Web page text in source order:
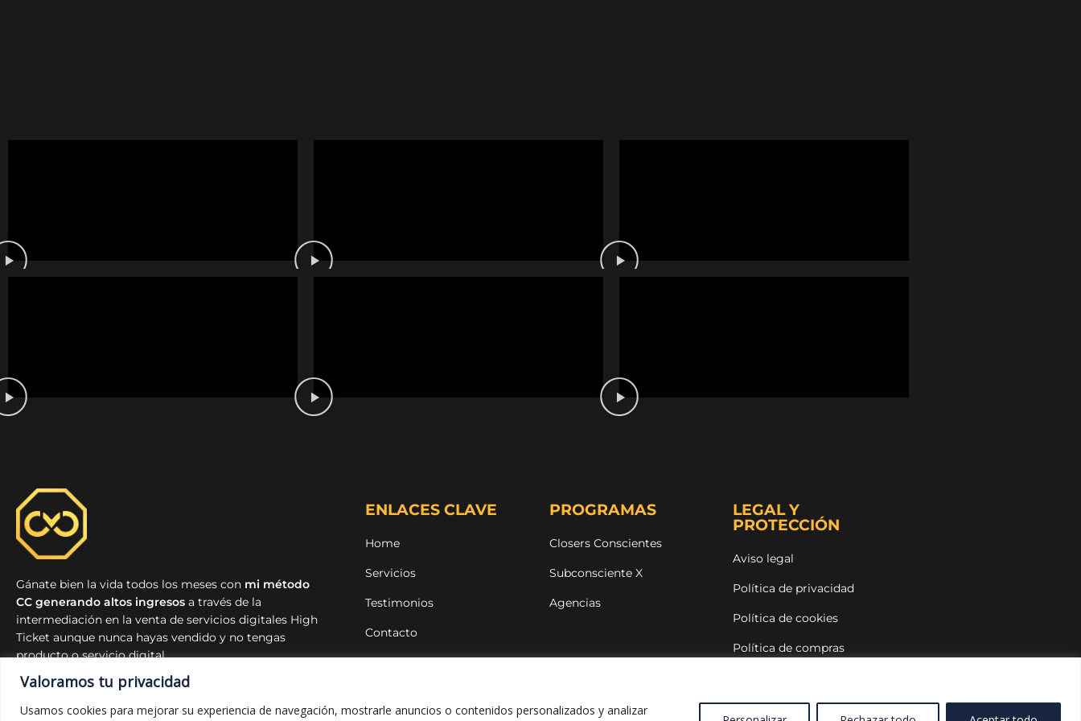
Valoramos tu privacidad
Usamos cookies para mejorar su experiencia de navegación, mostrarle anuncios o contenidos personalizados y analizar
Gánate bien la vida todos los meses con mi método
CC generando altos ingresos a través de la
intermediación en la venta de servicios digitales High
Ticket aunque nunca hayas vendido y no tengas
producto o servicio digital.
@ 2024 AWARE TRAINING, S.L.U.
Desarrollado por tumarketingexclusivo.com
ENLACES CLAVE
Home
Servicios
Testimonios
Contacto
PROGRAMAS
Closers Conscientes
Subconsciente X
Agencias
LEGAL Y
PROTECCIÓN
Aviso legal
Política de privacidad
Política de cookies
Política de compras